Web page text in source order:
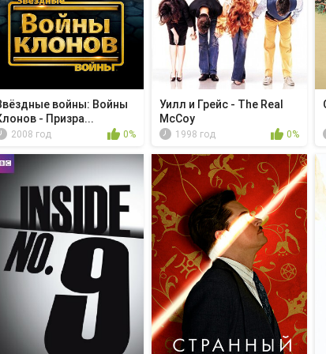
войны: Войны
- Призра...
2008 год 0%
Уилл и Грейс - The Real
McCoy
1998 год 0%